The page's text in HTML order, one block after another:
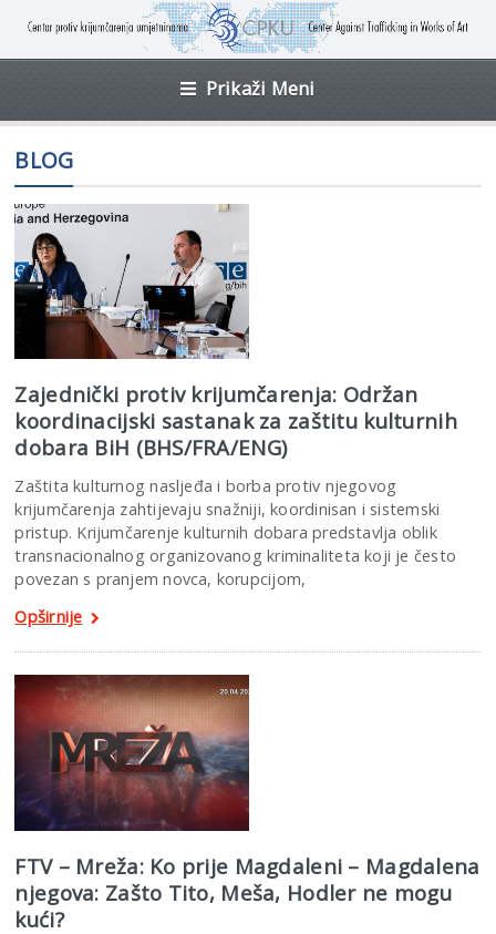
Prikaži Meni
BLOG
Zajednički protiv krijumčarenja: Održan
koordinacijski sastanak za zaštitu kulturnih
dobara BiH (BHS/FRA/ENG)
Zaštita kulturnog nasljeđa i borba protiv njegovog
krijumčarenja zahtijevaju snažniji, koordinisan i sistemski
pristup. Krijumčarenje kulturnih dobara predstavlja oblik
transnacionalnog organizovanog kriminaliteta koji je često
povezan s pranjem novca, korupcijom,
Opširnije
FTV – Mreža: Ko prije Magdaleni – Magdalena
njegova: Zašto Tito, Meša, Hodler ne mogu
kući?